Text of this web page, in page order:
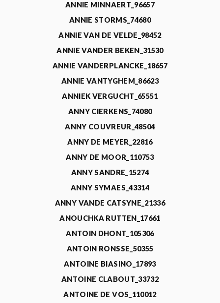
ANNIE MINNAERT_96657
ANNIE STORMS_74680
ANNIE VAN DE VELDE_98452
ANNIE VANDER BEKEN_31530
ANNIE VANDERPLANCKE_18657
ANNIE VANTYGHEM_86623
ANNIEK VERGUCHT_65551
ANNY CIERKENS_74080
ANNY COUVREUR_48504
ANNY DE MEYER_22816
ANNY DE MOOR_110753
ANNY SANDRE_15274
ANNY SYMAES_43314
ANNY VANDE CATSYNE_21336
ANOUCHKA RUTTEN_17661
ANTOIN DHONT_105306
ANTOIN RONSSE_50355
ANTOINE BIASINO_17893
ANTOINE CLABOUT_33732
ANTOINE DE VOS_110012